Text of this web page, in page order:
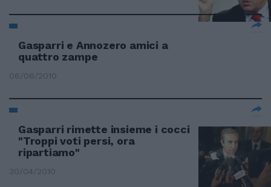
Gasparri e Annozero amici a
quattro zampe
06/06/2010
Gasparri rimette insieme i cocci
"Troppi voti persi, ora
ripartiamo"
30/04/2010